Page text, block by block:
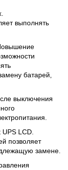
выполнять
батарей,
выключения
LCD.
позволяет
замене.